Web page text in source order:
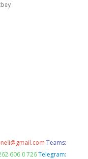
Teams:
606 0 726 Telegram: